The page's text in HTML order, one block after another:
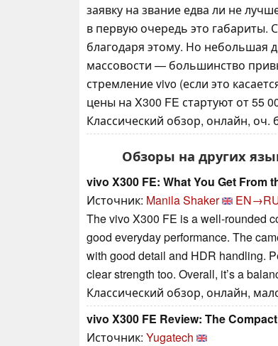
заявку на звание едва ли не
в первую очередь это
благодаря этому. Но небольшая
массовости — большинство
стремление vivo (если это
цены на X300 FE стартуют от 55
Классический обзор, онлайн,
Обзоры на других
vivo X300 FE: What You Get From
Источник: Manila Shaker
The vivo X300 FE is a well-rounded
good everyday performance. The
with good detail and HDR handling.
clear strength too. Overall, it’s a
Классический обзор, онлайн,
vivo X300 FE Review: The
Источник: Yugatech